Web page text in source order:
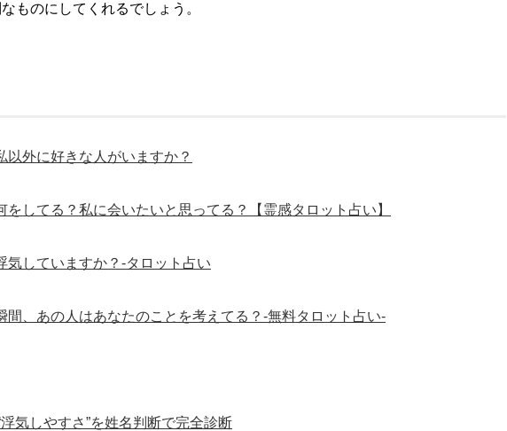
ものにしてくれるでしょう。
外に好きな人がいますか？
してる？私に会いたいと思ってる？【霊感タロット占い】
気していますか？-タロット占い
間、あの人はあなたのことを考えてる？-無料タロット占い-
気しやすさ”を姓名判断で完全診断